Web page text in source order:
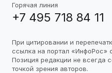
Горячая линия
+7 495 718 84 11
При цитировании и
ссылка на портал «ИнфоРос»
Позиция редакции не всегда
точкой зрения авторов.